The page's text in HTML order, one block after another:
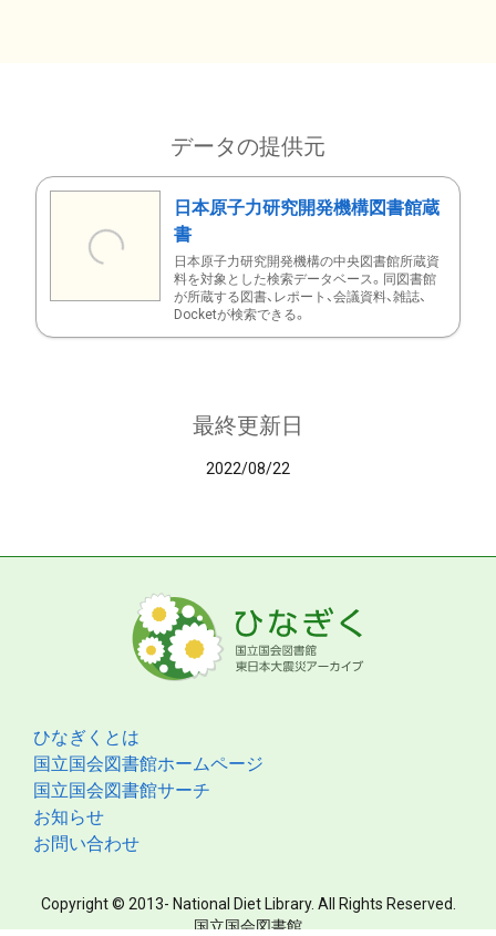
データの提供元
日本原子力研究開発機構図書館蔵
書
日本原子力研究開発機構の中央図書館所蔵資
料を対象とした検索データベース。同図書館
が所蔵する図書、レポート、会議資料、雑誌、
Docketが検索できる。
最終更新日
2022/08/22
ひなぎくとは
国立国会図書館ホームページ
国立国会図書館サーチ
お知らせ
お問い合わせ
Copyright © 2013- National Diet Library. All Rights Reserved.